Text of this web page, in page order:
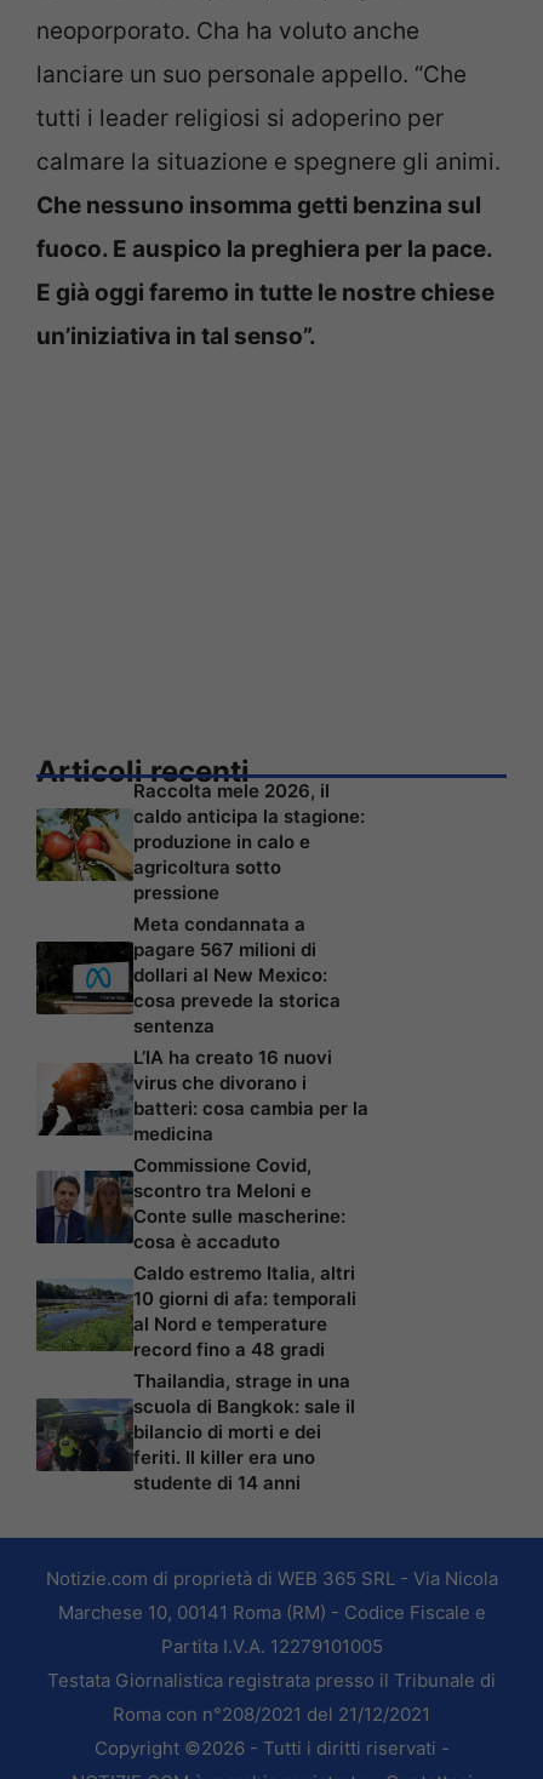
neoporporato. Cha ha voluto anche
lanciare un suo personale appello. “Che
tutti i leader religiosi si adoperino per
calmare la situazione e spegnere gli animi.
Che nessuno insomma getti benzina sul
fuoco. E auspico la preghiera per la pace.
E già oggi faremo in tutte le nostre chiese
un’iniziativa in tal senso”.
Articoli recenti
Raccolta mele 2026, il
caldo anticipa la stagione:
produzione in calo e
agricoltura sotto
pressione
Meta condannata a
pagare 567 milioni di
dollari al New Mexico:
cosa prevede la storica
sentenza
L’IA ha creato 16 nuovi
virus che divorano i
batteri: cosa cambia per la
medicina
Commissione Covid,
scontro tra Meloni e
Conte sulle mascherine:
cosa è accaduto
Caldo estremo Italia, altri
10 giorni di afa: temporali
al Nord e temperature
record fino a 48 gradi
Thailandia, strage in una
scuola di Bangkok: sale il
bilancio di morti e dei
feriti. Il killer era uno
studente di 14 anni
Notizie.com di proprietà di WEB 365 SRL - Via Nicola
Marchese 10, 00141 Roma (RM) - Codice Fiscale e
Partita I.V.A. 12279101005
Testata Giornalistica registrata presso il Tribunale di
Roma con n°208/2021 del 21/12/2021
Copyright ©2026 - Tutti i diritti riservati -